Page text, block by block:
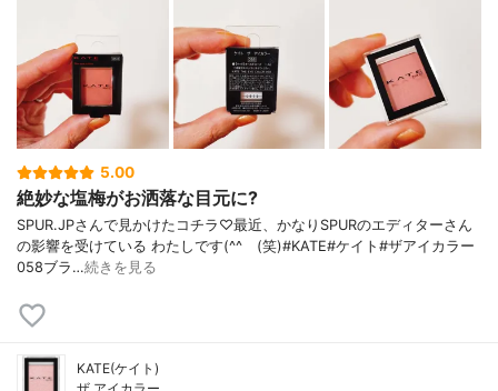
5.00
絶妙な塩梅がお洒落な目元に?
SPUR.JPさんで見かけたコチラ♡最近、かなりSPURのエディターさん
の影響を受けている わたしです(^^ゞ(笑)#KATE#ケイト#ザアイカラー
058ブラ…続きを見る
KATE(ケイト)